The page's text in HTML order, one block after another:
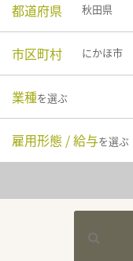
都道府県 秋田県
市区町村 にかほ市
業種を選ぶ
雇用形態 / 給与を選ぶ